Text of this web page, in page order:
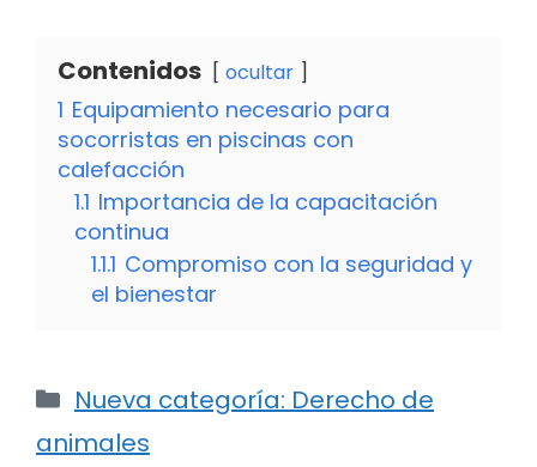
Contenidos ocultar
1 Equipamiento necesario para
socorristas en piscinas con
calefacción
1.1 Importancia de la capacitación
continua
1.1.1 Compromiso con la seguridad y
el bienestar
Categorías
Nueva categoría: Derecho de
animales